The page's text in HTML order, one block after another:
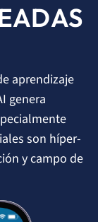
aprendizaje
genera
son híper-
y campo de